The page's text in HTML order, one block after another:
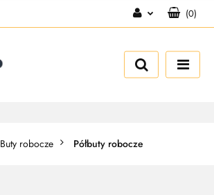
Zarejestruj się
(0)
Buty robocze Półbuty robocze